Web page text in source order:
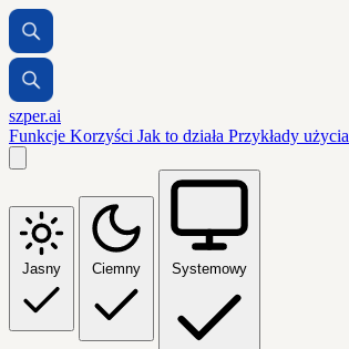
szper.ai
Funkcje Korzyści Jak to działa Przykłady użycia
Jasny Ciemny Systemowy